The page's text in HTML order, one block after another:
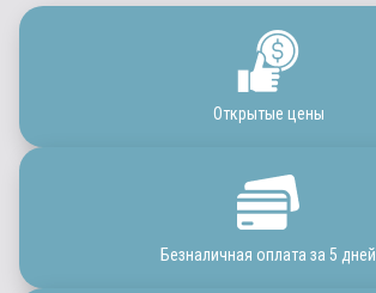
Открытые цены
Безналичная оплата за 5 дней